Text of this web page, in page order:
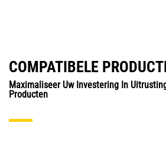
COMPATIBELE
Maximaliseer Uw Investering In
Producten